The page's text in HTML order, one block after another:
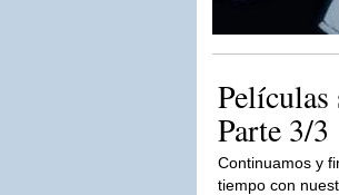
Parte 3/3
Continuamos y
tiempo con